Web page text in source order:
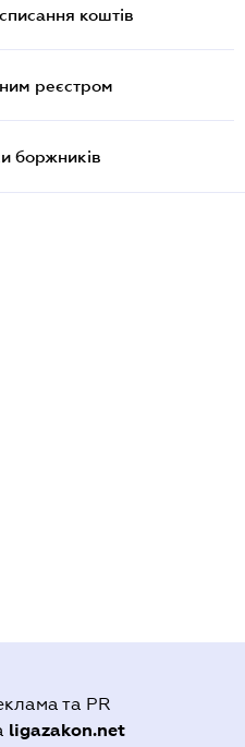
коштів
реєстром
боржників
та PR
ligazakon.net